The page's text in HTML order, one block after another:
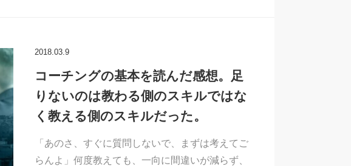
2018.03.9
コーチングの基本を読んだ感想。足
りないのは教わる側のスキルではな
く教える側のスキルだった。
「あのさ、すぐに質問しないで、まずは考えてご
らんよ」何度教えても、一向に間違いが減らず、